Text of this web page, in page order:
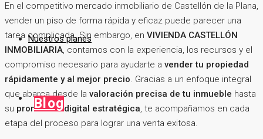
Nuestros planes
Blog
En el competitivo mercado inmobiliario de Castellón de la Plana,
vender un piso de forma rápida y eficaz puede parecer una
tarea complicada. Sin embargo, en VIVIENDA CASTELLÓN
INMOBILIARIA, contamos con la experiencia, los recursos y el
compromiso necesario para ayudarte a vender tu propiedad
rápidamente y al mejor precio. Gracias a un enfoque integral
que abarca desde la valoración precisa de tu inmueble hasta
su promoción digital estratégica, te acompañamos en cada
etapa del proceso para lograr una venta exitosa.